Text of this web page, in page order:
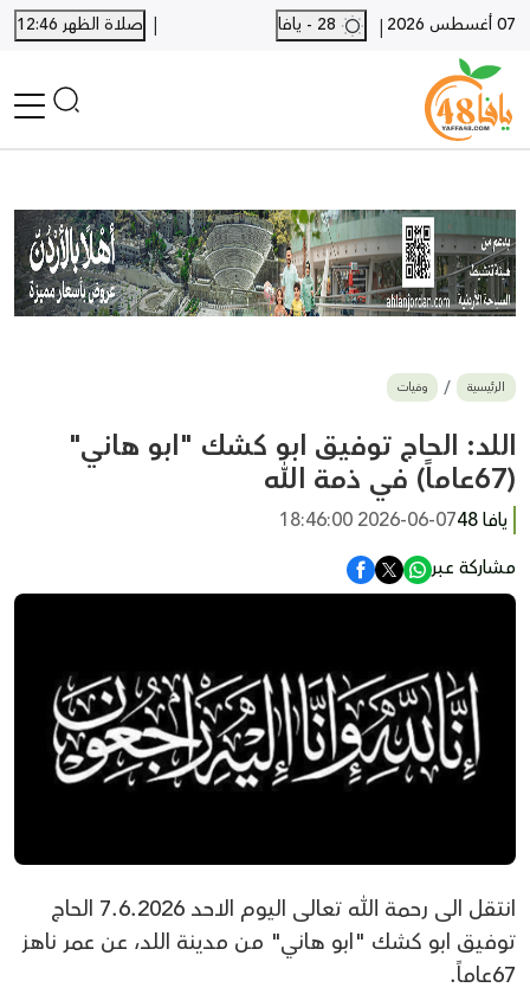
07 أغسطس 2026 |
| صلاة الظهر 12:46
أخبار محلية
أخبار يافا
SHORTS
أخبار اللد والرملة
بيع وشراء
أخبار القدس
وفيات
المزيد
ارسل خبر
الرئيسية وفيات
اللد: الحاج توفيق ابو كشك "ابو هاني"
(67عاماً) في ذمة الله
يافا 48
2026-06-07 18:46:00
مشاركة عبر
انتقل الى رحمة الله تعالى اليوم الاحد 7.6.2026 الحاج
توفيق ابو كشك "ابو هاني" من مدينة اللد، عن عمر ناهز
67عاماً.